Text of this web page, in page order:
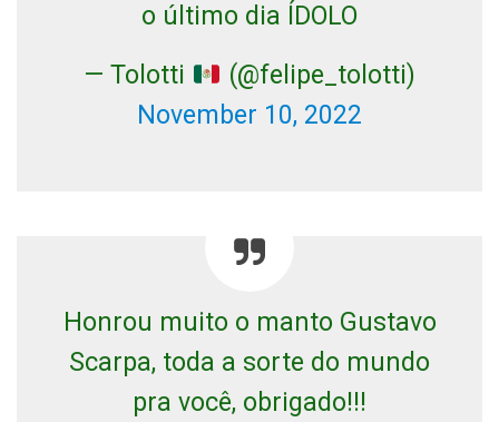
o último dia ÍDOLO
— Tolotti
(@felipe_tolotti)
November 10, 2022
Honrou muito o manto Gustavo
Scarpa, toda a sorte do mundo
pra você, obrigado!!!